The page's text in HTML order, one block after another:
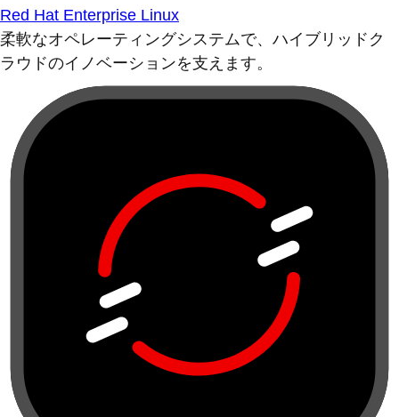
Red Hat Enterprise Linux
柔軟なオペレーティングシステムで、ハイブリッドク
ラウドのイノベーションを支えます。